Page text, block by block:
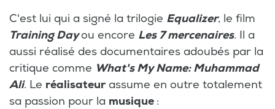
C'est lui qui a signé la trilogie Equalizer, le film
Training Dayou encore Les 7 mercenaires. Il a
aussi réalisé des documentaires adoubés par la
critique comme What's My Name: Muhammad
Ali. Le réalisateur assume en outre totalement
sa passion pour la musique :